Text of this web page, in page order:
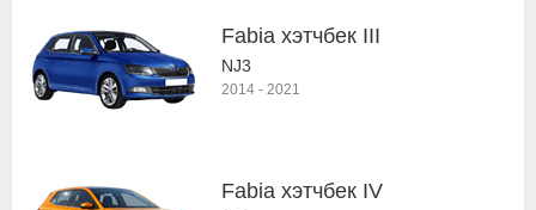
Fabia хэтчбек III
NJ3
2014 - 2021
Fabia хэтчбек IV